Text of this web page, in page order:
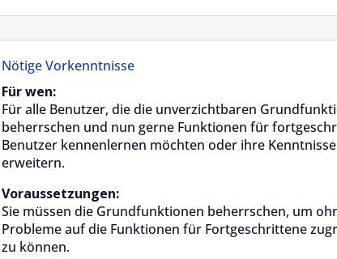
Nötige Vorkenntnisse
Für wen:
Für alle Benutzer, die die unverzichtbaren
beherrschen und nun gerne Funktionen für
Benutzer kennenlernen möchten oder ihre
erweitern.
Voraussetzungen:
Sie müssen die Grundfunktionen beherrschen, um
Probleme auf die Funktionen für Fortgeschrittene
zu können.